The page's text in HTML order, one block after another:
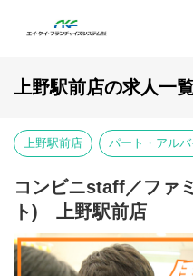
上野駅前店の求人一
上野駅前店 パート・アルバ
コンビニstaff／ファ
ト) 上野駅前店